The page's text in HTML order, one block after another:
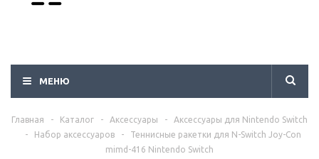
МЕНЮ
Главная - Каталог - Аксессуары -
Аксессуары для Nintendo Switch
-
Набор аксессуаров -
Теннисные ракетки для N-Switch Joy-Con
mimd-416 Nintendo Switch